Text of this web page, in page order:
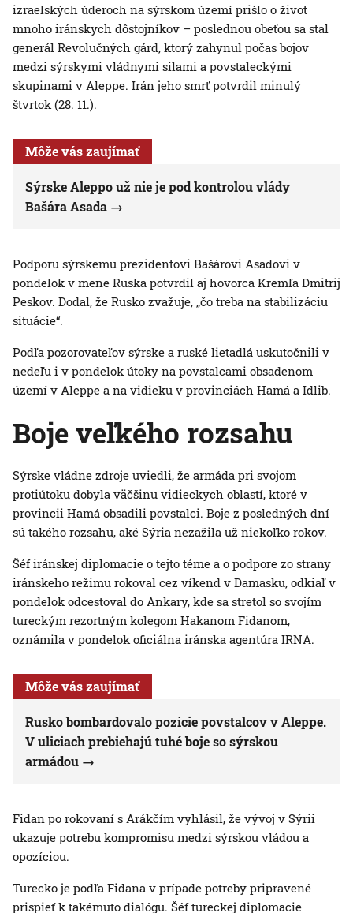
izraelských úderoch na sýrskom území prišlo o život
mnoho iránskych dôstojníkov – poslednou obeťou sa stal
generál Revolučných gárd, ktorý zahynul počas bojov
medzi sýrskymi vládnymi silami a povstaleckými
skupinami v Aleppe. Irán jeho smrť potvrdil minulý
štvrtok (28. 11.).
Môže vás zaujímať
Sýrske Aleppo už nie je pod kontrolou vlády
Bašára Asada
Podporu sýrskemu prezidentovi Bašárovi Asadovi v
pondelok v mene Ruska potvrdil aj hovorca Kremľa Dmitrij
Peskov. Dodal, že Rusko zvažuje, „čo treba na stabilizáciu
situácie“.
Podľa pozorovateľov sýrske a ruské lietadlá uskutočnili v
nedeľu i v pondelok útoky na povstalcami obsadenom
území v Aleppe a na vidieku v provinciách Hamá a Idlib.
Boje veľkého rozsahu
Sýrske vládne zdroje uviedli, že armáda pri svojom
protiútoku dobyla väčšinu vidieckych oblastí, ktoré v
provincii Hamá obsadili povstalci. Boje z posledných dní
sú takého rozsahu, aké Sýria nezažila už niekoľko rokov.
Šéf iránskej diplomacie o tejto téme a o podpore zo strany
iránskeho režimu rokoval cez víkend v Damasku, odkiaľ v
pondelok odcestoval do Ankary, kde sa stretol so svojím
tureckým rezortným kolegom Hakanom Fidanom,
oznámila v pondelok oficiálna iránska agentúra IRNA.
Môže vás zaujímať
Rusko bombardovalo pozície povstalcov v Aleppe.
V uliciach prebiehajú tuhé boje so sýrskou
armádou
Fidan po rokovaní s Arákčím vyhlásil, že vývoj v Sýrii
ukazuje potrebu kompromisu medzi sýrskou vládou a
opozíciou.
Turecko je podľa Fidana v prípade potreby pripravené
prispieť k takémuto dialógu. Šéf tureckej diplomacie